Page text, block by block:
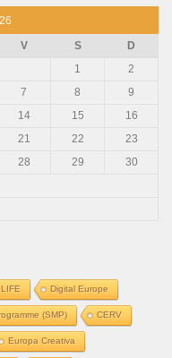
V S D
1
2
7 8
9
14 15
16
21 22
23
28 29
30
LIFE Digital Europe
(SMP) CERV
Europa Creativa